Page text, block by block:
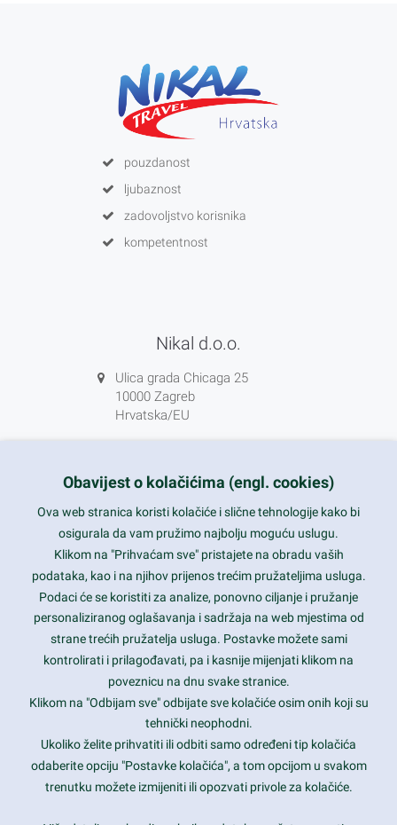
pouzdanost
ljubaznost
zadovoljstvo korisnika
kompetentnost
Nikal d.o.o.
Ulica grada Chicaga 25
10000 Zagreb
Hrvatska/EU
info@nikal.hr
HR-AB-01-080761107
ponedjeljak-petak 8-16h
Nazovite nas na besplatni telefon:
0800 85 66
Tečaj konverzije 1 EUR = 7,53450 kn
Obavijest o kolačićima (engl. cookies)
Ova web stranica koristi kolačiće i slične tehnologije kako bi
osigurala da vam pružimo najbolju moguću uslugu.
Klikom na "Prihvaćam sve" pristajete na obradu vaših
podataka, kao i na njihov prijenos trećim pružateljima usluga.
Podaci će se koristiti za analize, ponovno ciljanje i pružanje
personaliziranog oglašavanja i sadržaja na web mjestima od
strane trećih pružatelja usluga. Postavke možete sami
kontrolirati i prilagođavati, pa i kasnije mijenjati klikom na
poveznicu na dnu svake stranice.
Klikom na "Odbijam sve" odbijate sve kolačiće osim onih koji su
tehnički neophodni.
Ukoliko želite prihvatiti ili odbiti samo određeni tip kolačića
odaberite opciju "Postavke kolačića", a tom opcijom u svakom
trenutku možete izmijeniti ili opozvati privole za kolačiće.